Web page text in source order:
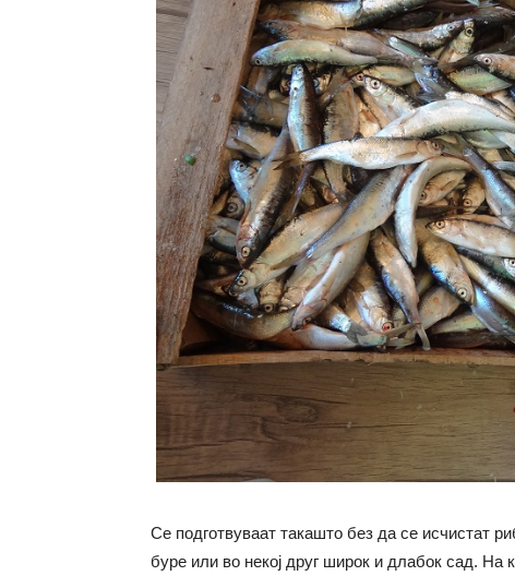
Се подготвуваат такашто без да се исчистат
буре или во некој друг широк и длабок сад. На